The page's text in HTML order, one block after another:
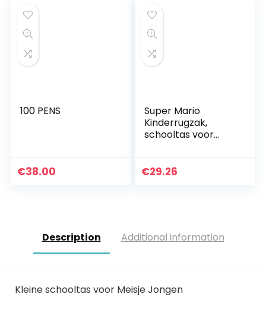
100 PENS
€38.00
Super Mario
Kinderrugzak,
schooltas voor
€29.26
Description Additional information
Kleine schooltas voor Meisje Jongen